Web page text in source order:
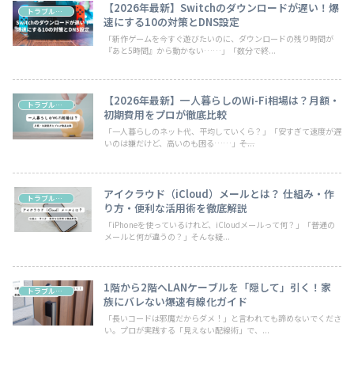
トラブル・お悩み
【2026年最新】Switchのダウンロードが遅い！爆
速にする10の対策とDNS設定
「新作ゲームを今すぐ遊びたいのに、ダウンロードの残り時間が
『あと5時間』から動かない……」「数分で終...
トラブル・お悩み
【2026年最新】一人暮らしのWi-Fi相場は？月額・
初期費用をプロが徹底比較
「一人暮らしのネット代、平均していくら？」「安すぎて速度が遅
いのは嫌だけど、高いのも困る……」――そ...
トラブル・お悩み
アイクラウド（iCloud）メールとは？ 仕組み・作
り方・便利な活用術を徹底解説
「iPhoneを使っているけれど、iCloudメールって何？」「普通の
メールと何が違うの？」そんな疑...
トラブル・お悩み
1階から2階へLANケーブルを「隠して」引く！家
族にバレない爆速有線化ガイド
「長いコードは邪魔だからダメ！」と言われても諦めないでくださ
い。プロが実践する「見えない配線術」で、...